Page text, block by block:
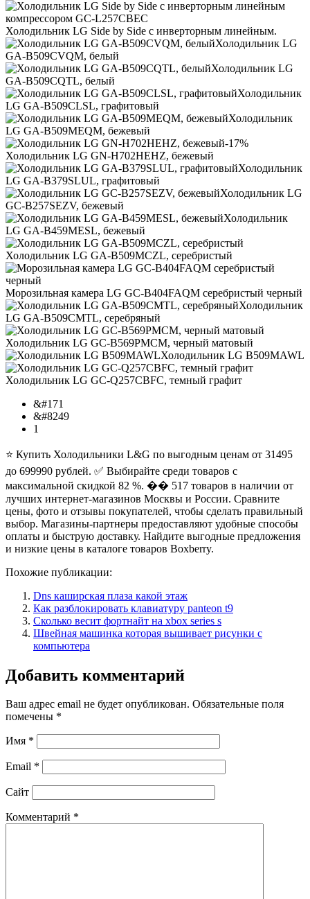
Холодильник LG Side by Side с инверторным линейным.
Холодильник LG
GA-B509CVQM, белый
Холодильник LG
GA-B509CQTL, белый
Холодильник
LG GA-B509CLSL, графитовый
Холодильник
LG GA-B509MEQM, бежевый
-17%
Холодильник LG GN-H702HEHZ, бежевый
Холодильник
LG GA-B379SLUL, графитовый
Холодильник LG
GC-B257SEZV, бежевый
Холодильник
LG GA-B459MESL, бежевый
Холодильник LG GA-B509MCZL, серебристый
Морозильная камера LG GC-B404FAQM серебристый черный
Холодильник
LG GA-B509CMTL, серебряный
Холодильник LG GC-B569PMCM, черный матовый
Холодильник LG B509MAWL
Холодильник LG GC-Q257CBFC, темный графит
&#171
&#8249
1
⭐ Купить Холодильники L&G по выгодным ценам от 31495
до 699990 рублей. ✅ Выбирайте среди товаров с
максимальной скидкой 82 %. ��️ 517 товаров в наличии от
лучших интернет-магазинов Москвы и России. Сравните
цены, фото и отзывы покупателей, чтобы сделать правильный
выбор. Магазины-партнеры предоставляют удобные способы
оплаты и быструю доставку. Найдите выгодные предложения
и низкие цены в каталоге товаров Boxberry.
Похожие публикации:
Dns каширская плаза какой этаж
Как разблокировать клавиатуру panteon t9
Сколько весит фортнайт на xbox series s
Швейная машинка которая вышивает рисунки с
компьютера
Добавить комментарий
Ваш адрес email не будет опубликован. Обязательные поля
помечены *
Имя *
Email *
Сайт
Комментарий *